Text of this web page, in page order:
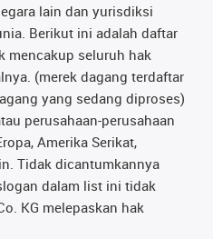
lain dan yurisdiksi
Berikut ini adalah daftar
mencakup seluruh hak
(merek dagang terdaftar
yang sedang diproses)
perusahaan-perusahaan
Amerika Serikat,
Tidak dicantumkannya
dalam list ini tidak
KG melepaskan hak